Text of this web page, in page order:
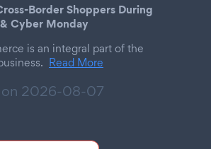
Border Shoppers During
Cyber Monday
is an integral part of the
Read More
2026-08-07